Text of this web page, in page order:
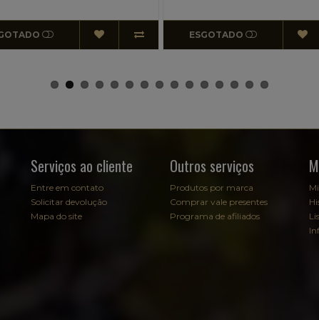
ESGOTADO ESGOTADO
Serviços ao cliente
Entre em contato
Solicitar devolução
Mapa do site
Outros serviços
Produtos por marca
Comprar vale presentes
Programa de afiliados